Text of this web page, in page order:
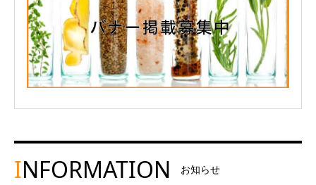
INFORMATION お知らせ